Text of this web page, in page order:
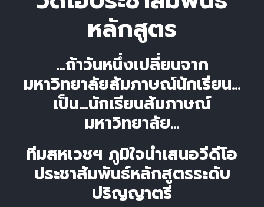
หลักสูตร
…ถ้าวันหนึ่งเปลี่ยนจาก
มหาวิทยาลัยสัมภาษณ์นักเรียน…
เป็น…นักเรียนสัมภาษณ์
มหาวิทยาลัย…
ทีมสหเวชฯ ภูมิใจนำเสนอวีดีโอ
ประชาสัมพันธ์หลักสูตรระดับ
ปริญญาตรี